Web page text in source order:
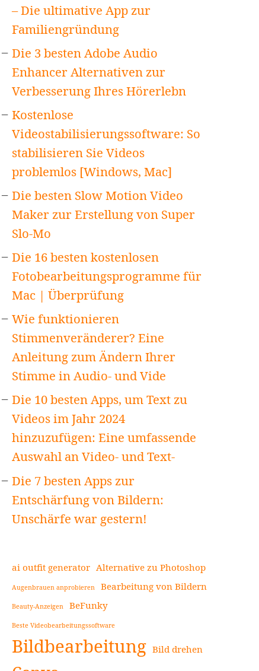
– Die ultimative App zur
Familiengründung
Die 3 besten Adobe Audio
Enhancer Alternativen zur
Verbesserung Ihres Hörerlebn
Kostenlose
Videostabilisierungssoftware: So
stabilisieren Sie Videos
problemlos [Windows, Mac]
Die besten Slow Motion Video
Maker zur Erstellung von Super
Slo-Mo
Die 16 besten kostenlosen
Fotobearbeitungsprogramme für
Mac | Überprüfung
Wie funktionieren
Stimmenveränderer? Eine
Anleitung zum Ändern Ihrer
Stimme in Audio- und Vide
Die 10 besten Apps, um Text zu
Videos im Jahr 2024
hinzuzufügen: Eine umfassende
Auswahl an Video- und Text-
Die 7 besten Apps zur
Entschärfung von Bildern:
Unschärfe war gestern!
ai outfit generator Alternative zu Photoshop
Augenbrauen anprobieren Bearbeitung von Bildern
Beauty-Anzeigen BeFunky
Beste Videobearbeitungssoftware
Bildbearbeitung Bild drehen